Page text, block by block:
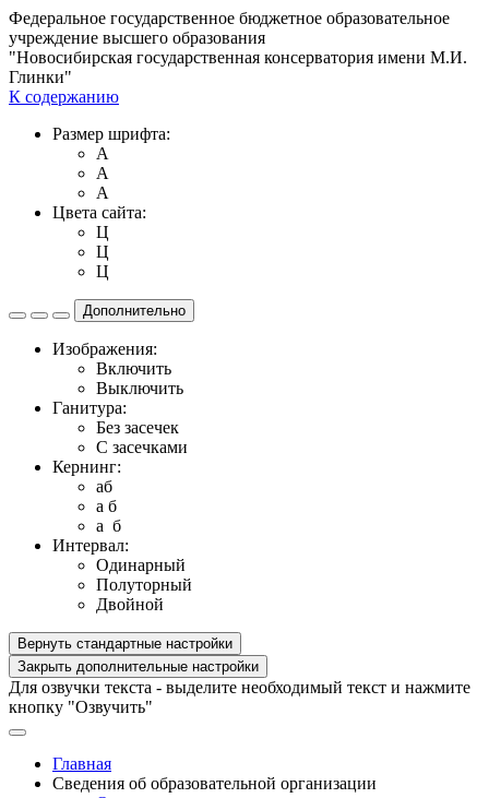
Федеральное государственное бюджетное образовательное
учреждение высшего образования
"Новосибирская государственная консерватория имени М.И.
Глинки"
К содержанию
Размер шрифта:
A
A
A
Цвета сайта:
Ц
Ц
Ц
Дополнительно
Изображения:
Включить
Выключить
Ганитура:
Без засечек
С засечками
Кернинг:
aб
a б
a б
Интервал:
Одинарный
Полуторный
Двойной
Вернуть стандартные настройки
Закрыть дополнительные настройки
Для озвучки текста - выделите необходимый текст и нажмите
кнопку "Озвучить"
Главная
Сведения об образовательной организации